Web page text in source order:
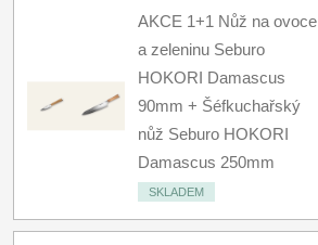
AKCE 1+1 Nůž na ovoce
a zeleninu Seburo
HOKORI Damascus
90mm + Šéfkuchařský
nůž Seburo HOKORI
Damascus 250mm
SKLADEM